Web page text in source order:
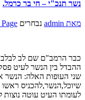
נשר תנכ"י – חי בר כרמל.
מאת admin נבחרים
כבר הרמב"ם שם לב
ההבדל בין הנשר לעיט
שני העופות האלה: הנשר
שיוכל,הנשר,להכניס
לעומתו העיט עוטה